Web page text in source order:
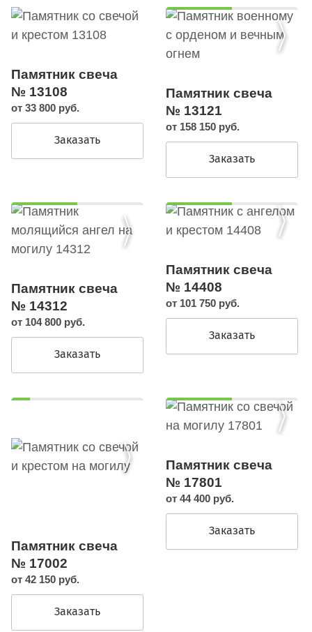
Памятник свеча
№ 13108
от 33 800 руб.
Заказать
Памятник свеча
№ 13121
от 158 150 руб.
Заказать
Памятник свеча
№ 14312
от 104 800 руб.
Заказать
Памятник свеча
№ 14408
от 101 750 руб.
Заказать
Памятник свеча
№ 17002
от 42 150 руб.
Заказать
Памятник свеча
№ 17801
от 44 400 руб.
Заказать